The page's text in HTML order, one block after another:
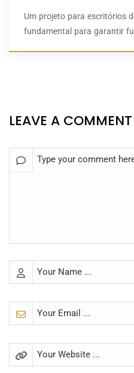
Um projeto para escritórios
fundamental para garantir
LEAVE A COMMENT